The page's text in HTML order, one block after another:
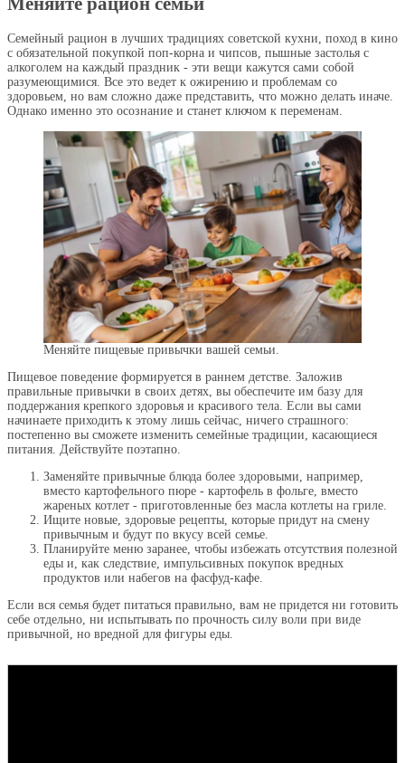
Семейный рацион в лучших традициях советской кухни, поход в кино
с обязательной покупкой поп-корна и чипсов, пышные застолья с
алкоголем на каждый праздник - эти вещи кажутся сами собой
разумеющимися. Все это ведет к ожирению и проблемам со
здоровьем, но вам сложно даже представить, что можно делать иначе.
Однако именно это осознание и станет ключом к переменам.
Меняйте пищевые привычки вашей семьи.
Пищевое поведение формируется в раннем детстве. Заложив
правильные привычки в своих детях, вы обеспечите им базу для
поддержания крепкого здоровья и красивого тела. Если вы сами
начинаете приходить к этому лишь сейчас, ничего страшного:
постепенно вы сможете изменить семейные традиции, касающиеся
питания. Действуйте поэтапно.
Заменяйте привычные блюда более здоровыми, например,
вместо картофельного пюре - картофель в фольге, вместо
жареных котлет - приготовленные без масла котлеты на гриле.
Ищите новые, здоровые рецепты, которые придут на смену
привычным и будут по вкусу всей семье.
Планируйте меню заранее, чтобы избежать отсутствия полезной
еды и, как следствие, импульсивных покупок вредных
продуктов или набегов на фасфуд-кафе.
Если вся семья будет питаться правильно, вам не придется ни готовить
себе отдельно, ни испытывать по прочность силу воли при виде
привычной, но вредной для фигуры еды.